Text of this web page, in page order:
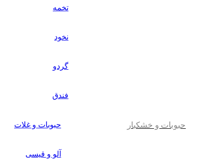
تخمه
نخود
گردو
فندق
حبوبات و خشکبار حبوبات و غلات
آلو و قیسی